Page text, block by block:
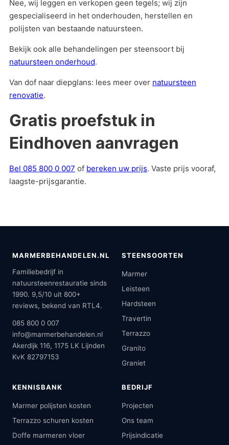
Nee, wij leggen en verkopen geen tegels; wij zijn
gespecialiseerd in het onderhouden, herstellen en
polijsten van bestaande natuursteen.
Bekijk ook alle behandelingen per steensoort bij
natuursteen onderhoud.
Van dof naar diepglans: lees meer over natuursteen
renovatie.
Gratis proefstuk in
Eindhoven aanvragen
Bel 085 800 0 007 of bereken uw prijs. Vaste prijs vooraf,
laagste-prijsgarantie.
MARMERBEHANDELEN.NL
Familiebedrijf in
natuursteenrestauratie sinds
1990. 9,5/10 uit 800+
reviews, bekend van RTL4.
085 800 0 007
info@marmerbehandelen.nl
Akerdijk 116, 1175 LK Lijnden
KvK 82797153
STEENSOORTEN
Marmer
Leisteen
Hardsteen
Travertin
Terrazzo
Granito
Graniet
KENNISBANK
Marmer polijsten kosten
Terrazzo schuren kosten
Doffe marmeren vloer
BEDRIJF
Projecten
Ons team
Prijsindicatie